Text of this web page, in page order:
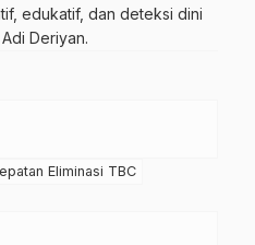
edukatif, dan deteksi dini
Deriyan.
Eliminasi TBC